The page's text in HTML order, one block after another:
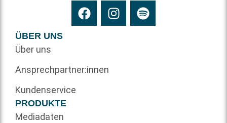
ÜBER UNS
Über uns
Ansprechpartner:innen
Kundenservice
PRODUKTE
Mediadaten